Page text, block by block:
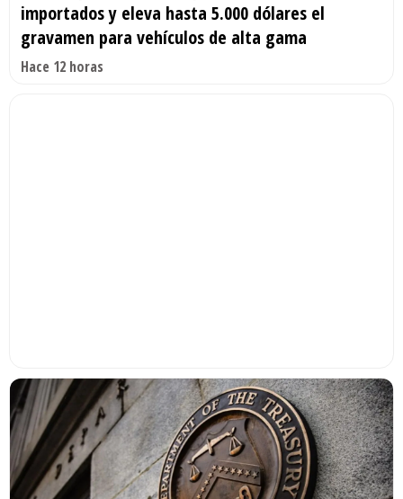
importados y eleva hasta 5.000 dólares el
gravamen para vehículos de alta gama
Hace 12 horas